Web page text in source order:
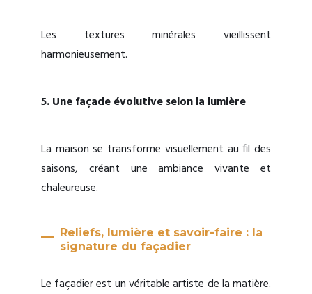
Les textures minérales vieillissent
harmonieusement.
5. Une façade évolutive selon la lumière
La maison se transforme visuellement au fil des
saisons, créant une ambiance vivante et
chaleureuse.
Reliefs, lumière et savoir-faire : la
signature du façadier
Le façadier est un véritable artiste de la matière.